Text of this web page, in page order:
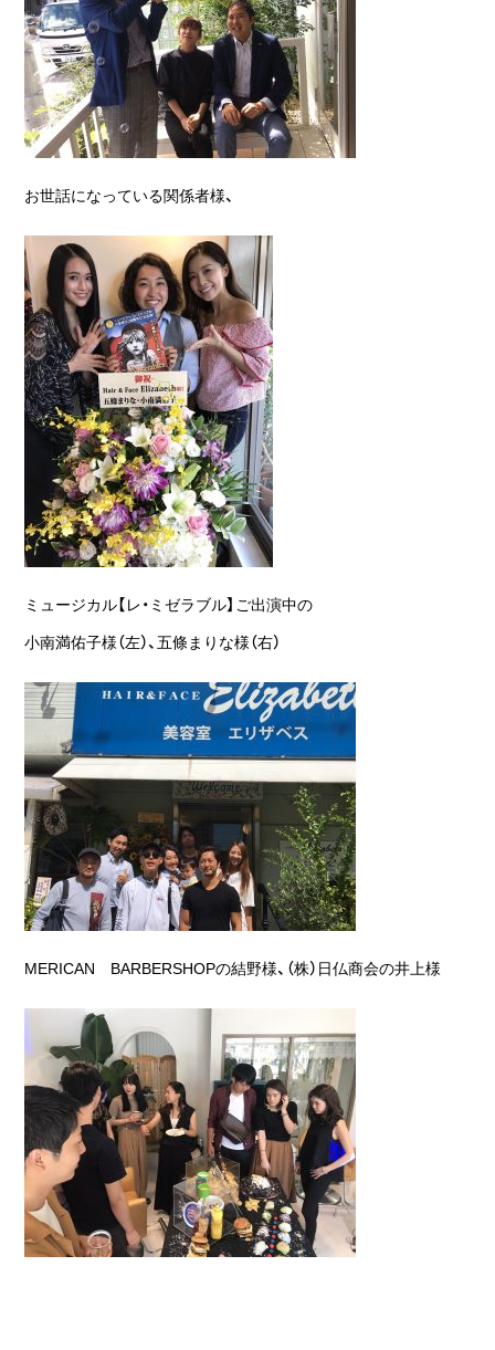
お世話になっている関係者様、
ミュージカル【レ・ミゼラブル】ご出演中の
小南満佑子様（左）、五條まりな様（右）
MERICAN BARBERSHOPの結野様、（株）日仏商会の井上様